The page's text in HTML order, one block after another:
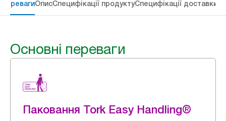
перевагиОписСпецифікації продуктуСпецифікації доставки
Основні переваги
Паковання Tork Easy Handling®